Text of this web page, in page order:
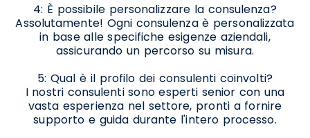
4: È possibile personalizzare la consulenza?
Assolutamente! Ogni consulenza è personalizzata
in base alle specifiche esigenze aziendali,
assicurando un percorso su misura.
5: Qual è il profilo dei consulenti coinvolti?
I nostri consulenti sono esperti senior con una
vasta esperienza nel settore, pronti a fornire
supporto e guida durante l'intero processo.